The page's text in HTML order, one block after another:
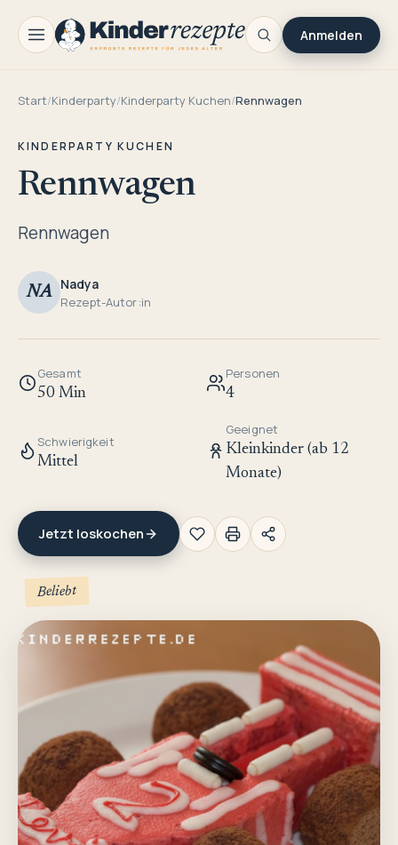
Anmelden
Start/Kinderparty/Kinderparty Kuchen/Rennwagen
KINDERPARTY KUCHEN
Rennwagen
Rennwagen
NA Nadya
Rezept-Autor:in
Gesamt
50 Min
Personen
4
Schwierigkeit
Mittel
Geeignet
Kleinkinder (ab 12
Monate)
Jetzt loskochen
Beliebt